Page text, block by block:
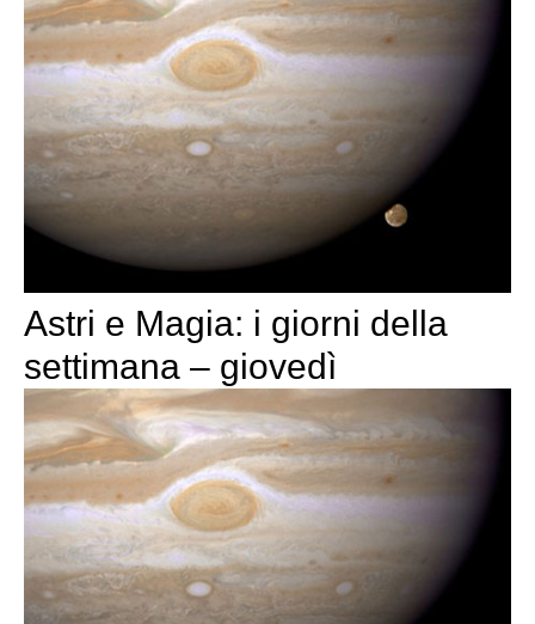
Astri e Magia: i giorni della
settimana – giovedì